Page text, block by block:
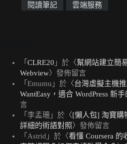
閱讀筆記
雲端服務
「 CLRE20 」於〈幫網站建立簡
Webview〉發佈留言
「 Emumu 」於〈台灣虛擬主機
WantEasy，適合 WordPress 新
言
「 李孟珊 」於〈[懶人包] 淘寶購
詳細的術語對照〉發佈留言
「 Astrid 」於〈看懂 Coursera 的